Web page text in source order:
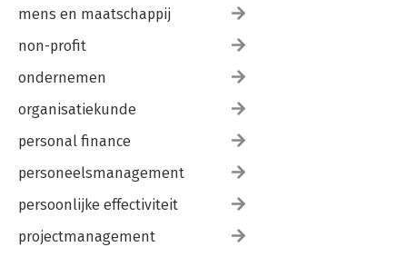
mens en maatschappij
non-profit
ondernemen
organisatiekunde
personal finance
personeelsmanagement
persoonlijke effectiviteit
projectmanagement